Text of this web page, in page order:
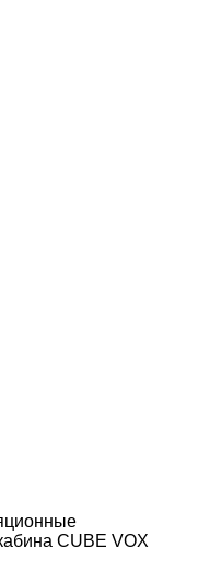
CUBE VOX